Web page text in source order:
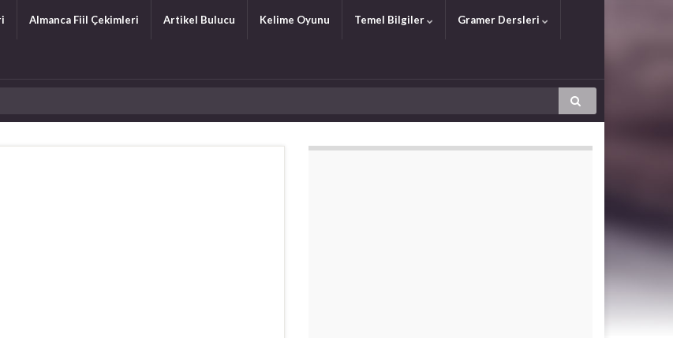
Almanca Fiil Çekimleri Artikel Bulucu Kelime Oyunu Temel Bilgiler Gramer Dersleri